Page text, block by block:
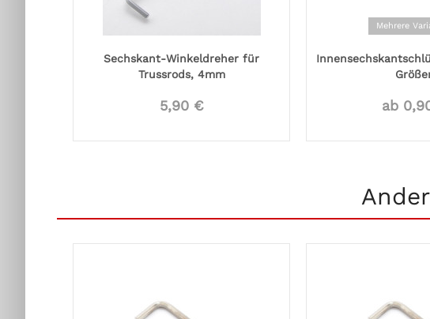
Sechskant-Winkeldreher für
Trussrods, 4mm
5,90 €
Mehrere
ab